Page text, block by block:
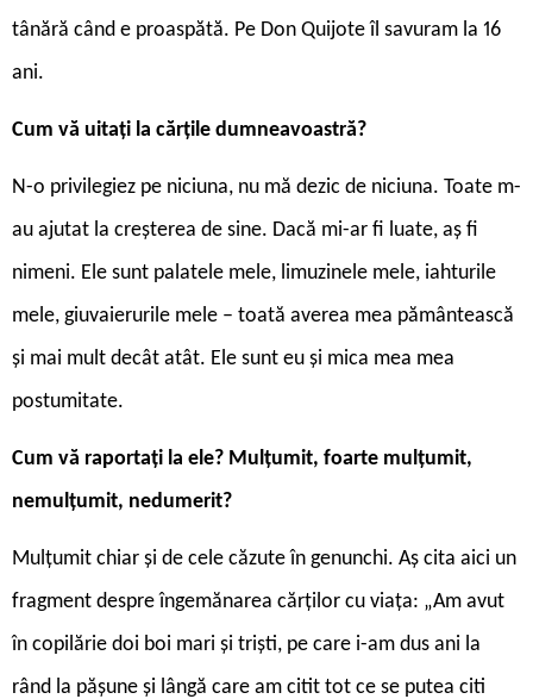
tânără când e proaspătă. Pe Don Quijote îl savuram la 16
ani.
Cum vă uitați la cărțile dumneavoastră?
N-o privilegiez pe niciuna, nu mă dezic de niciuna. Toate m-
au ajutat la creșterea de sine. Dacă mi-ar fi luate, aș fi
nimeni. Ele sunt palatele mele, limuzinele mele, iahturile
mele, giuvaierurile mele – toată averea mea pământească
și mai mult decât atât. Ele sunt eu și mica mea mea
postumitate.
Cum vă raportați la ele? Mulțumit, foarte mulțumit,
nemulțumit, nedumerit?
Mulțumit chiar și de cele căzute în genunchi. Aș cita aici un
fragment despre îngemănarea cărților cu viața: „Am avut
în copilărie doi boi mari şi trişti, pe care i-am dus ani la
rând la păşune şi lângă care am citit tot ce se putea citi